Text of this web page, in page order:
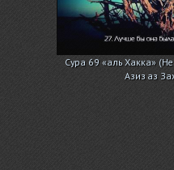
Сура 69 «аль Хакка»
Азиз аз